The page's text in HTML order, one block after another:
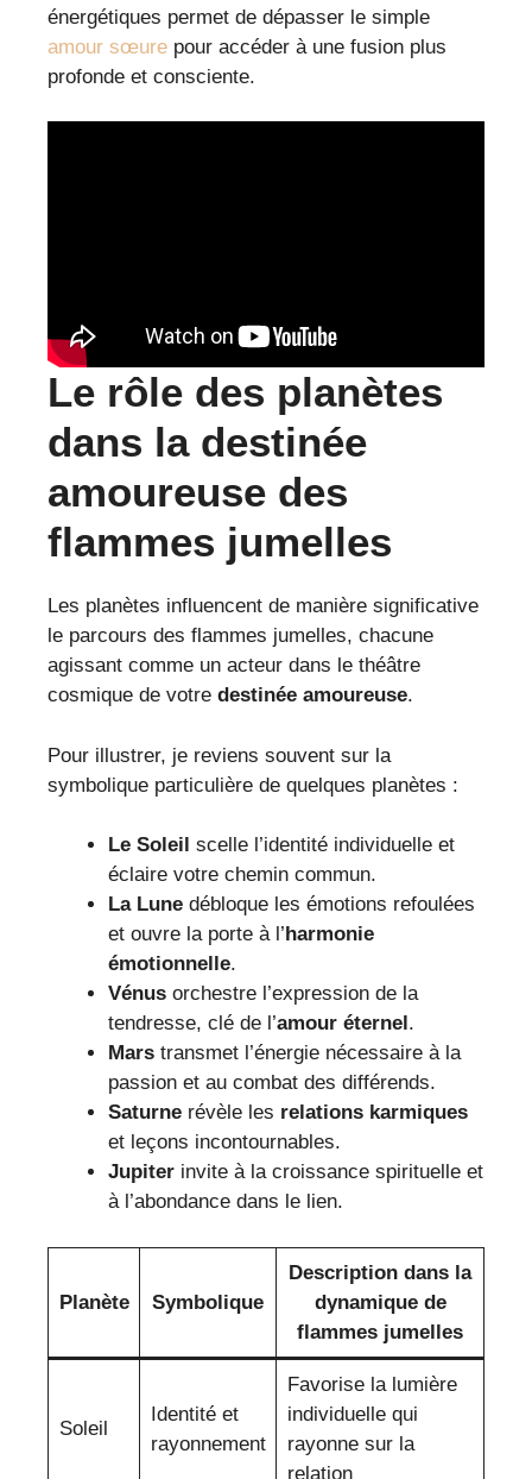
énergétiques permet de dépasser le simple
amour sœure pour accéder à une fusion plus
profonde et consciente.
Le rôle des planètes
dans la destinée
amoureuse des
flammes jumelles
Les planètes influencent de manière significative
le parcours des flammes jumelles, chacune
agissant comme un acteur dans le théâtre
cosmique de votre destinée amoureuse.
Pour illustrer, je reviens souvent sur la
symbolique particulière de quelques planètes :
Le Soleil scelle l’identité individuelle et
éclaire votre chemin commun.
La Lune débloque les émotions refoulées
et ouvre la porte à l’harmonie
émotionnelle.
Vénus orchestre l’expression de la
tendresse, clé de l’amour éternel.
Mars transmet l’énergie nécessaire à la
passion et au combat des différends.
Saturne révèle les relations karmiques
et leçons incontournables.
Jupiter invite à la croissance spirituelle et
à l’abondance dans le lien.
Planète Symbolique
Description dans la
dynamique de
flammes jumelles
Soleil
Identité et
rayonnement
Favorise la lumière
individuelle qui
rayonne sur la
relation